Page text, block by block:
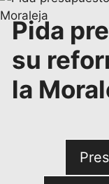
Pida
su
la